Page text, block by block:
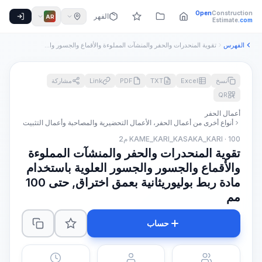
OpenConstruction
Estimate.com الفهرس AR
الفهرس تقوية المنحدرات والحفر والمنشآت المملوءة والأقماع والجسور وا...
نسخ Excel
TXT
PDF
Link
مشاركة
QR
أعمال الحفر
أنواع أخرى من أعمال الحفر، الأعمال التحضيرية والمصاحبة وأعمال التثبيت
KAME_KARI_KASAKA_KARI · 100 م2
تقوية المنحدرات والحفر والمنشآت المملوءة
والأقماع والجسور والجسور العلوية باستخدام
مادة ربط بوليوريثانية بعمق اختراق, حتى 100
مم
حساب